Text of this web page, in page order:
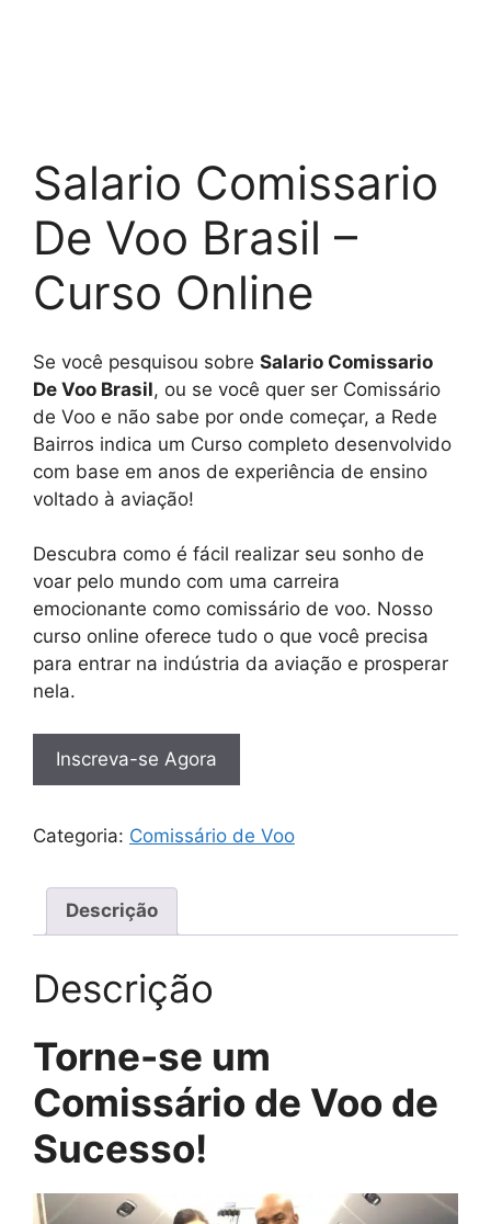
Salario Comissario
De Voo Brasil –
Curso Online
Se você pesquisou sobre Salario Comissario
De Voo Brasil, ou se você quer ser Comissário
de Voo e não sabe por onde começar, a Rede
Bairros indica um Curso completo desenvolvido
com base em anos de experiência de ensino
voltado à aviação!
Descubra como é fácil realizar seu sonho de
voar pelo mundo com uma carreira
emocionante como comissário de voo. Nosso
curso online oferece tudo o que você precisa
para entrar na indústria da aviação e prosperar
nela.
Inscreva-se Agora
Categoria: Comissário de Voo
Descrição
Descrição
Torne-se um
Comissário de Voo de
Sucesso!